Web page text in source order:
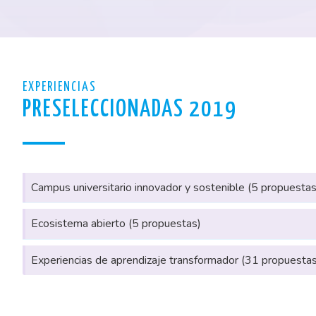
EXPERIENCIAS
PRESELECCIONADAS 2019
Campus universitario innovador y sostenible (5
Ecosistema abierto (5 propuestas)
Experiencias de aprendizaje transformador (31